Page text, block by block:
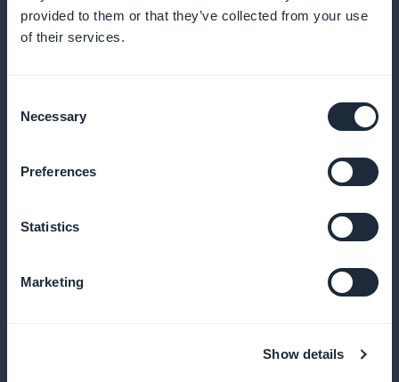
provided to them or that they’ve collected from your use
of their services.
Selection
Necessary
Preferences
Statistics
Marketing
Show details
clientes
Cartão de associado premium
Ofereça benefícios exclusivos para seus clientes